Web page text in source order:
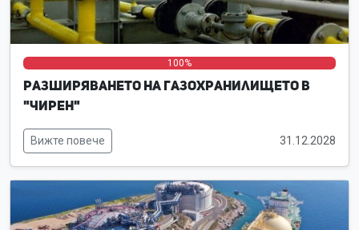
0%
0% 100%
Разширяването на газохранилището в
"Чирен"
Вижте повече 31.12.2028